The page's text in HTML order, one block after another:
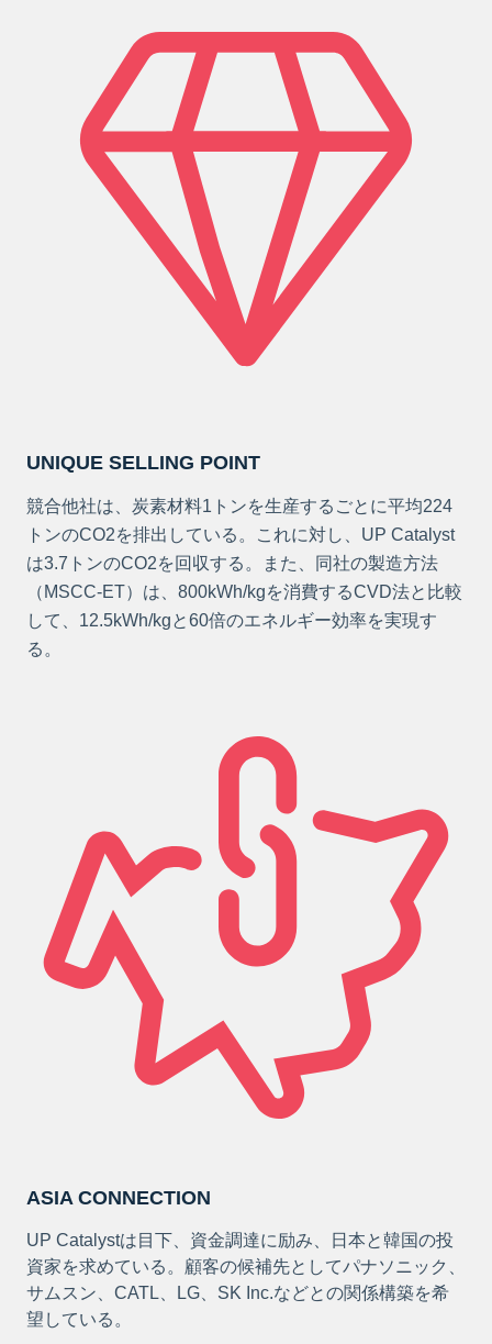
UNIQUE SELLING POINT
競合他社は、炭素材料1トンを生産するごとに平均224
トンのCO2を排出している。これに対し、UP Catalyst
は3.7トンのCO2を回収する。また、同社の製造方法
（MSCC-ET）は、800kWh/kgを消費するCVD法と比較
して、12.5kWh/kgと60倍のエネルギー効率を実現す
る。
ASIA CONNECTION
UP Catalystは目下、資金調達に励み、日本と韓国の投
資家を求めている。顧客の候補先としてパナソニック、
サムスン、CATL、LG、SK Inc.などとの関係構築を希
望している。